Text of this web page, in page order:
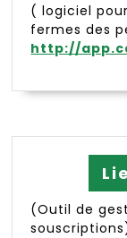
( logiciel
fermes des
http://
(Outil de